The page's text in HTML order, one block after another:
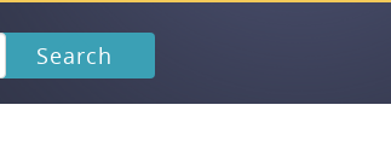
Search